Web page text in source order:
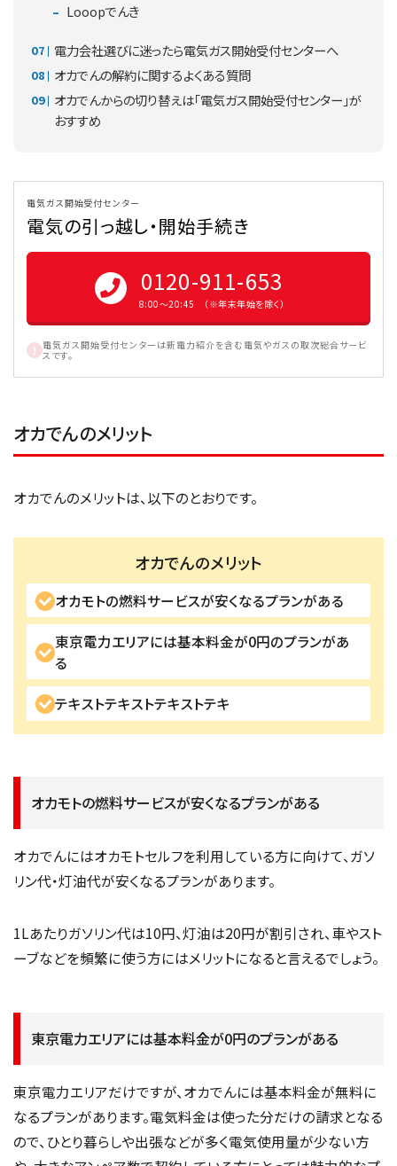
Looopでんき
電力会社選びに迷ったら電気ガス開始受付センターへ
オカでんの解約に関するよくある質問
オカでんからの切り替えは「電気ガス開始受付センター」が
おすすめ
電気ガス開始受付センター
電気の引っ越し・開始手続き
0120-911-653
8:00〜20:45 （※年末年始を除く）
電気ガス開始受付センターは新電力紹介を含む電気やガスの取次総合サービ
スです。
オカでんのメリット
オカでんのメリットは、以下のとおりです。
オカでんのメリット
オカモトの燃料サービスが安くなるプランがある
東京電力エリアには基本料金が0円のプランがあ
る
テキストテキストテキストテキ
オカモトの燃料サービスが安くなるプランがある
オカでんにはオカモトセルフを利用している方に向けて、ガソ
リン代・灯油代が安くなるプランがあります。
1Lあたりガソリン代は10円、灯油は20円が割引され、車やスト
ーブなどを頻繁に使う方にはメリットになると言えるでしょう。
東京電力エリアには基本料金が0円のプランがある
東京電力エリアだけですが、オカでんには基本料金が無料に
なるプランがあります。電気料金は使った分だけの請求となる
ので、ひとり暮らしや出張などが多く電気使用量が少ない方